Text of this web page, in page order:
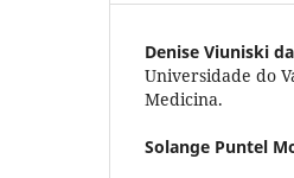
Denise Viuniski
Universidade do
Medicina.
Solange Puntel